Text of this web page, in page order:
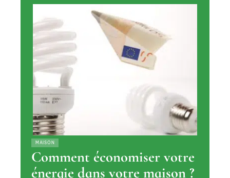
MAISON
Comment économiser votre
énergie dans votre maison ?